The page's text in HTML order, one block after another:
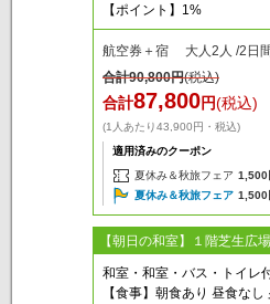
【ポイント】1%
航空券＋宿 大人2人 /2日
合計90,800円(税込)
合計87,800円(税込)
(1人あたり43,900円・税込)
適用済みのクーポン
夏休み＆秋旅フェア 1,500
夏休み＆秋旅フェア 1,500
【朝日の和室】１階芝生広
和室・和室・バス・トイレ
【食事】朝食あり 昼食なし